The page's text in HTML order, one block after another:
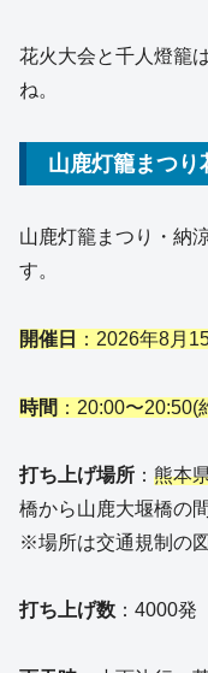
花火大会と千人燈籠
ね。
山鹿灯籠まつり
山鹿灯籠まつり・納
す。
開催日 ：2026年8月
時間 ：20:00〜20:50(
打ち上げ場所 ： 熊本
橋から山鹿大堰橋の間
※場所は交通規制の
打ち上げ数 ：4000発